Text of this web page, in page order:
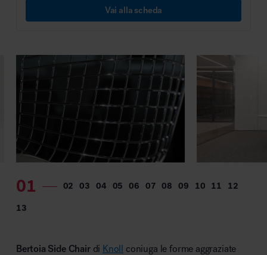
Vai alla scheda
Bertoia Side Chairdi Knoll coniuga le forme aggraziate